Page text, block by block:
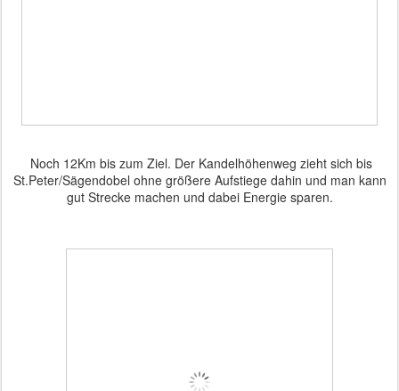
Noch 12Km bis zum Ziel. Der Kandelhöhenweg zieht sich bis
St.Peter/Sägendobel ohne größere Aufstiege dahin und man kann
gut Strecke machen und dabei Energie sparen.